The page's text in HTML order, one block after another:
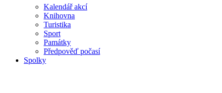
Kalendář akcí
Knihovna
Turistika
Sport
Památky
Předpověď počasí
Spolky